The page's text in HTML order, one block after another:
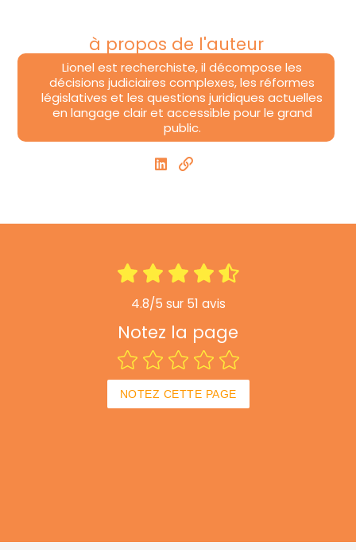
à propos de l'auteur
Lionel est recherchiste, il décompose les
décisions judiciaires complexes, les réformes
législatives et les questions juridiques actuelles
en langage clair et accessible pour le grand
public.
4.8/5 sur 51 avis
Notez la page
NOTEZ CETTE PAGE